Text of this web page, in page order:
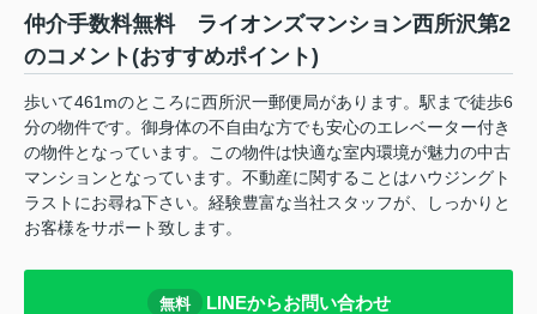
仲介手数料無料 ライオンズマンション西所沢第2
のコメント(おすすめポイント)
歩いて461mのところに西所沢一郵便局があります。駅まで徒歩6
分の物件です。御身体の不自由な方でも安心のエレベーター付き
の物件となっています。この物件は快適な室内環境が魅力の中古
マンションとなっています。不動産に関することはハウジングト
ラストにお尋ね下さい。経験豊富な当社スタッフが、しっかりと
お客様をサポート致します。
無料 LINEからお問い合わせ